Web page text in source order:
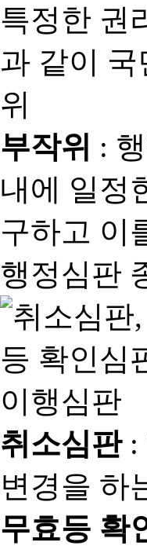
특정한 권
과 같이
위
부작위 :
내에 일정
구하고 이
행정심판
취소심판:
변경을 하
무효등 확